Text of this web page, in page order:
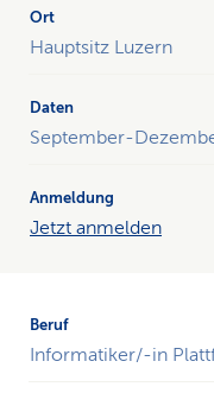
Tabelle
enthält
Spalten:
Beruf,
Daten
insgesamt
Hauptsitz Luzern
September-
Jetzt anmelden
Informatiker/-in